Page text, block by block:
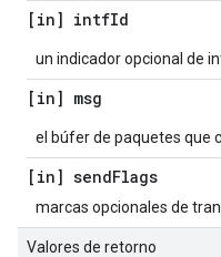
[in] intfId
un indicador opcional de
[in] msg
el búfer de paquetes que
[in] sendFlags
marcas opcionales de
Valores de retorno